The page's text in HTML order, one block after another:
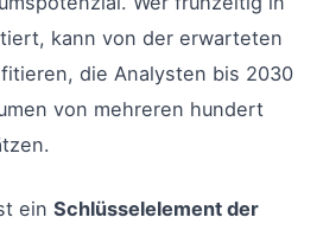
kann von der erwarteten
die Analysten bis 2030
von mehreren hundert
ein Schlüsselelement der